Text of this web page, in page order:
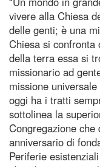
vivere alla Chiesa
delle genti; è una
Chiesa si
della terra essa si
missionario ad
missione
oggi ha i tratti
sottolinea la
Congregazione che
anniversario di
Periferie